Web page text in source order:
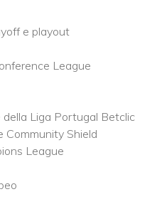
e playout
League
Liga Portugal Betclic
Community Shield
League